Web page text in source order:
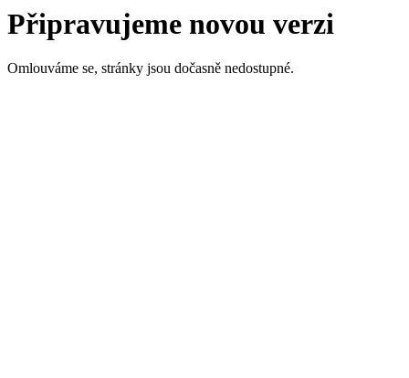
Připravujeme novou verzi
Omlouváme se, stránky jsou dočasně nedostupné.